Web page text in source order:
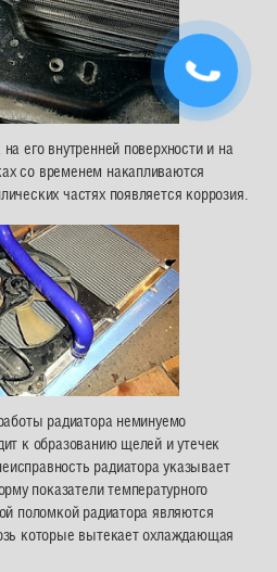
его внутренней поверхности и на
со временем накапливаются
частях появляется коррозия.
радиатора неминуемо
к образованию щелей и утечек
радиатора указывает
показатели температурного
поломкой радиатора являются
которые вытекает охлаждающая